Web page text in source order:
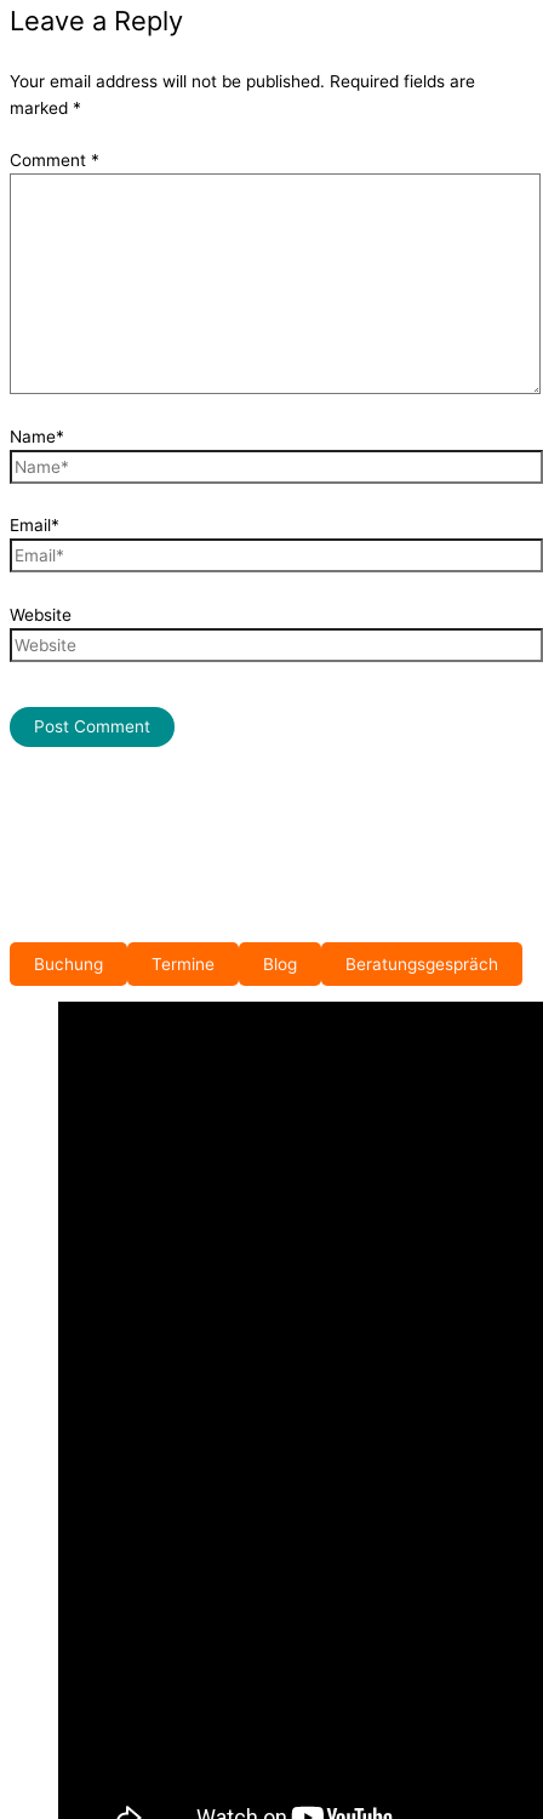
Buchung Termine Blog Beratungsgespräch
Leave a Reply
Your email address will not be published. Required fields are
marked *
Comment *
Name*
Email*
Website